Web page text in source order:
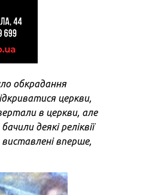
обкрадання
церкви,
в церкви, але
деякі реліквії
вперше,